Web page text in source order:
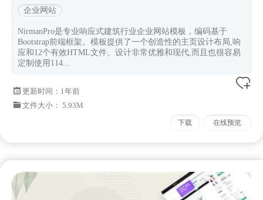
企业网站
NirmanPro是专业响应式建筑行业企业网站模板，编码基于
Bootstrap前端框架。模板提供了一个创造性的主页设计布局,响
应和12个有效HTML文件。设计非常优雅和现代,而且也很容易
定制使用114...
更新时间： 1年前
文件大小： 5.93M
下载 在线预览